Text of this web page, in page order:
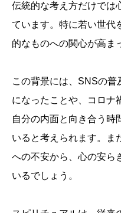
伝統的な考え方だけでは
ています。特に若い世代
的なものへの関心が高ま
この背景には、SNSの普
になったことや、コロナ
自分の内面と向き合う時
いると考えられます。ま
への不安から、心の安ら
いるでしょう。